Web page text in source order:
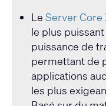
Le Server Core
le plus
puissance de
permettant de
applications
les plus